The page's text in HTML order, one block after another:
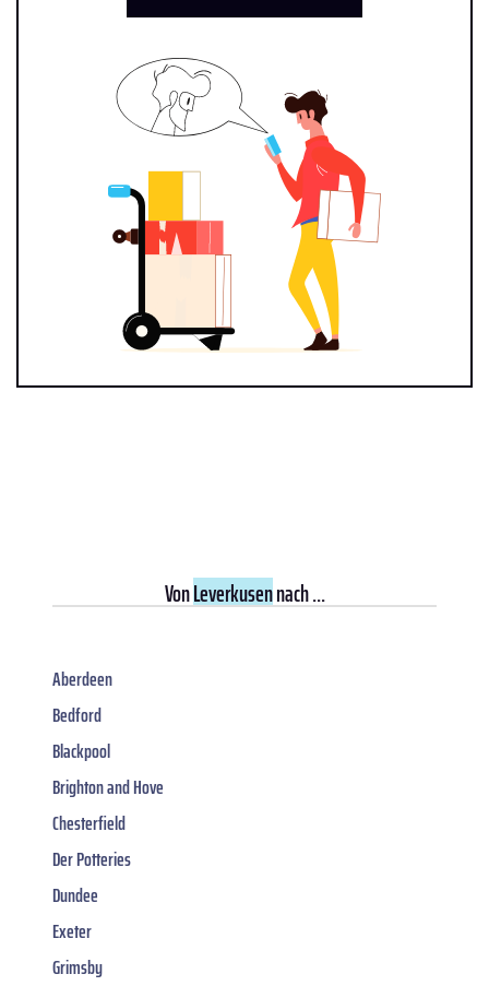
VonLeverkusennach ...
Aberdeen
Bedford
Blackpool
Brighton and Hove
Chesterfield
Der Potteries
Dundee
Exeter
Grimsby